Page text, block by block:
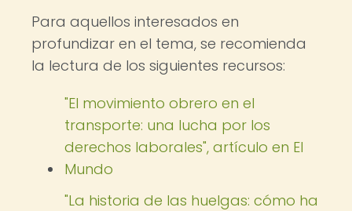
Para aquellos interesados en
profundizar en el tema, se recomienda
la lectura de los siguientes recursos:
"El movimiento obrero en el
transporte: una lucha por los
derechos laborales", artículo en El
Mundo
"La historia de las huelgas: cómo ha